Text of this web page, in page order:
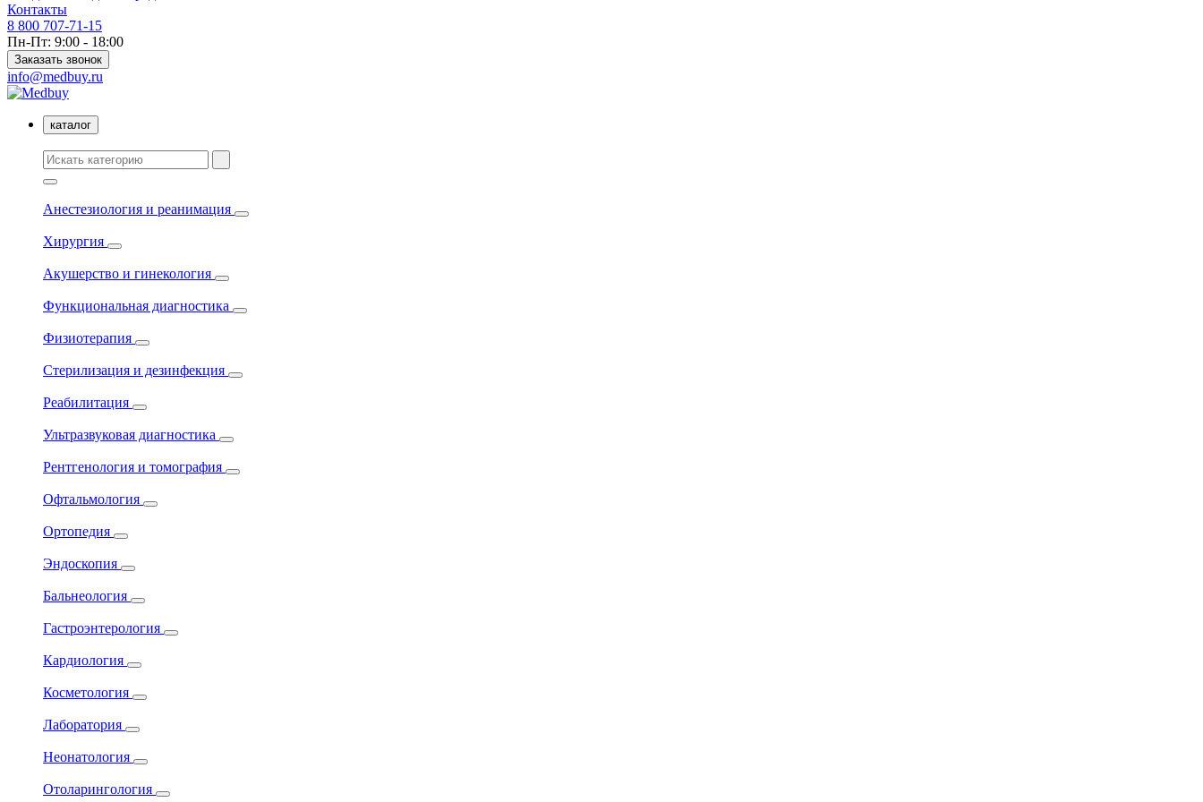
Контакты
8 800 707-71-15
Пн-Пт: 9:00 - 18:00
Заказать звонок
info@medbuy.ru
каталог
Анестезиология и реанимация
Хирургия
Акушерство и гинекология
Функциональная диагностика
Физиотерапия
Стерилизация и дезинфекция
Реабилитация
Ультразвуковая диагностика
Рентгенология и томография
Офтальмология
Ортопедия
Эндоскопия
Бальнеология
Гастроэнтерология
Кардиология
Косметология
Лаборатория
Неонатология
Отоларингология